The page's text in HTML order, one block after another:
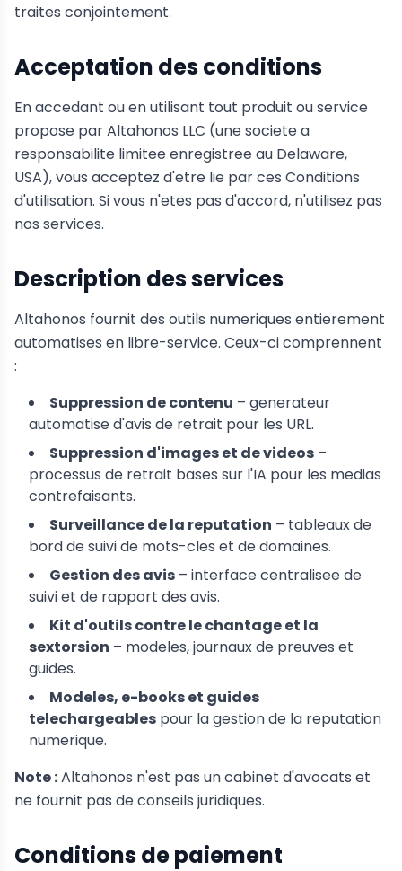
traites conjointement.
Acceptation des conditions
En accedant ou en utilisant tout produit ou service
propose par Altahonos LLC (une societe a
responsabilite limitee enregistree au Delaware,
USA), vous acceptez d'etre lie par ces Conditions
d'utilisation. Si vous n'etes pas d'accord, n'utilisez pas
nos services.
Description des services
Altahonos fournit des outils numeriques entierement
automatises en libre-service. Ceux-ci comprennent
:
Suppression de contenu – generateur
automatise d'avis de retrait pour les URL.
Suppression d'images et de videos –
processus de retrait bases sur l'IA pour les medias
contrefaisants.
Surveillance de la reputation – tableaux de
bord de suivi de mots-cles et de domaines.
Gestion des avis – interface centralisee de
suivi et de rapport des avis.
Kit d'outils contre le chantage et la
sextorsion – modeles, journaux de preuves et
guides.
Modeles, e-books et guides
telechargeables pour la gestion de la reputation
numerique.
Note :Altahonos n'est pas un cabinet d'avocats et
ne fournit pas de conseils juridiques.
Conditions de paiement